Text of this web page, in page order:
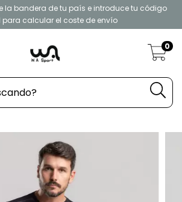
la bandera de tu país e introduce tu código
para calcular el coste de envío
0